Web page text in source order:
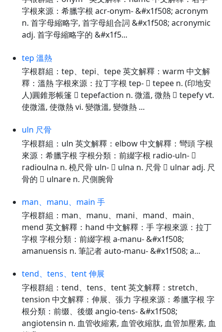
字根來源：希臘字根 acr-onym- &#x1f508; acronym
n. 首字母縮略字, 首字母組合詞 &#x1f508; acronymic
adj. 首字母縮略字的 &#x1f5...
tep 溫熱
字根群組：tep、tepi、tepe 英文解釋：warm 中文解
釋：溫熱 字根來源：拉丁字根 tep-  tepee n. (印地安
人)圓錐形帳篷  tepefaction n. 微溫, 微熱  tepefy vt.
使微溫, 使微熱 vi. 變微溫, 變微熱 ...
uln 尺骨
字根群組：uln 英文解釋：elbow 中文解釋：彎頭 字根
來源：希臘字根 字根分類：前綴字根 radio-uln- 
radioulna n. 橈尺骨 uln-  ulna n. 尺骨  ulnar adj. 尺
骨的  ulnare n. 尺側腕骨
man、manu、main 手
字根群組：man、manu、mani、mand、main、
mend 英文解釋：hand 中文解釋：手 字根來源：拉丁
字根 字根分類：前綴字根 a-manu- &#x1f508;
amanuensis n. 筆記者 auto-manu- &#x1f508; a...
tend、tens、tent 伸展
字根群組：tend、tens、tent 英文解釋：stretch、
tension 中文解釋：伸展、張力 字根來源：希臘字根 字
根分類：前缀、後缀 angio-tens- &#x1f508;
angiotensin n. 血管收縮素, 血管收縮肽, 血管加壓素, 血